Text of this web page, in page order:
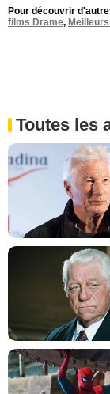
Pour découvrir
films Drame,
Toutes les